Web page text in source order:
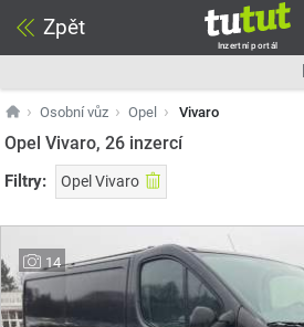
Zpět
Inzertní portál
Osobní vůz Opel Vivaro
Opel Vivaro, 26 inzercí
Filtry: Opel Vivaro
14